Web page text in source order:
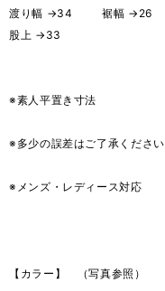
渡り幅 →34 裾幅 →26
股上 →33
※素人平置き寸法
※多少の誤差はご了承ください
※メンズ・レディース対応
【カラー】 （写真参照）